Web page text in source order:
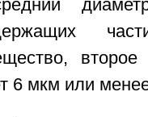
6 мкм или